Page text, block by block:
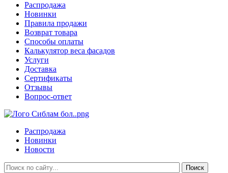
Распродажа
Новинки
Правила продажи
Возврат товара
Способы оплаты
Калькулятор веса фасадов
Услуги
Доставка
Сертификаты
Отзывы
Вопрос-ответ
Распродажа
Новинки
Новости